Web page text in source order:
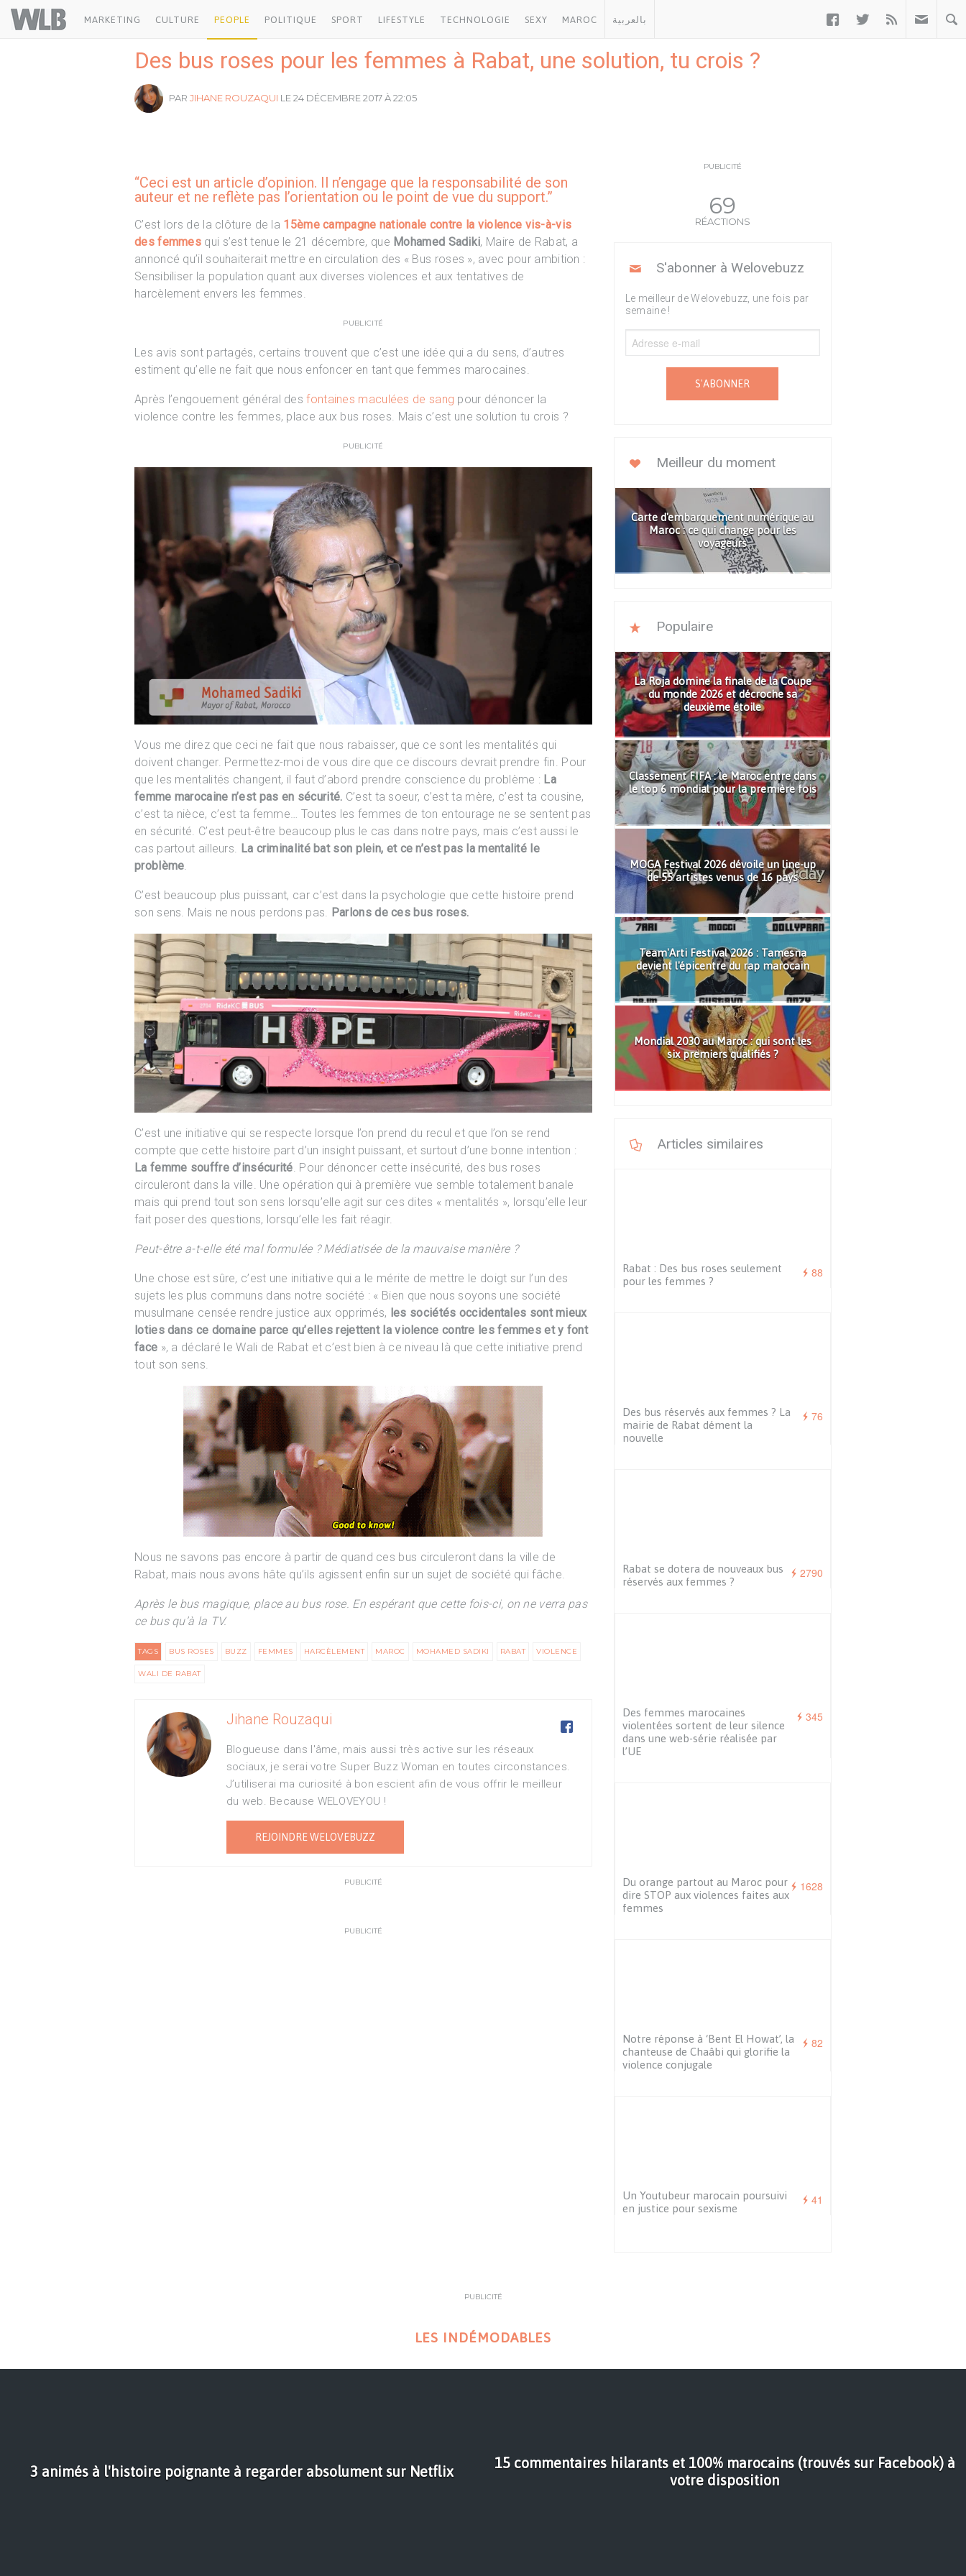
Welovebuzz
MARKETING CULTURE PEOPLE POLITIQUE SPORT LIFESTYLE TECHNOLOGIE SEXY MAROC بالعربية   
Des bus roses pour les femmes à Rabat, une solution, tu crois ?
PAR JIHANE ROUZAQUI LE 24 DÉCEMBRE 2017 À 22:05
“Ceci est un article d’opinion. Il n’engage que la responsabilité de son
auteur et ne reflète pas l’orientation ou le point de vue du support.”
C’est lors de la clôture de la 15ème campagne nationale contre la violence vis-à-vis
des femmes qui s’est tenue le 21 décembre, que Mohamed Sadiki, Maire de Rabat, a
annoncé qu’il souhaiterait mettre en circulation des « Bus roses », avec pour ambition :
Sensibiliser la population quant aux diverses violences et aux tentatives de
harcèlement envers les femmes.
PUBLICITÉ
Les avis sont partagés, certains trouvent que c’est une idée qui a du sens, d’autres
estiment qu’elle ne fait que nous enfoncer en tant que femmes marocaines.
Après l’engouement général des fontaines maculées de sang pour dénoncer la
violence contre les femmes, place aux bus roses. Mais c’est une solution tu crois ?
PUBLICITÉ
Vous me direz que ceci ne fait que nous rabaisser, que ce sont les mentalités qui
doivent changer. Permettez-moi de vous dire que ce discours devrait prendre fin. Pour
que les mentalités changent, il faut d’abord prendre conscience du problème : La
femme marocaine n’est pas en sécurité. C’est ta soeur, c’est ta mère, c’est ta cousine,
c’est ta nièce, c’est ta femme… Toutes les femmes de ton entourage ne se sentent pas
en sécurité. C’est peut-être beaucoup plus le cas dans notre pays, mais c’est aussi le
cas partout ailleurs. La criminalité bat son plein, et ce n’est pas la mentalité le
problème.
C’est beaucoup plus puissant, car c’est dans la psychologie que cette histoire prend
son sens. Mais ne nous perdons pas. Parlons de ces bus roses.
C’est une initiative qui se respecte lorsque l’on prend du recul et que l’on se rend
compte que cette histoire part d’un insight puissant, et surtout d’une bonne intention :
La femme souffre d’insécurité. Pour dénoncer cette insécurité, des bus roses
circuleront dans la ville. Une opération qui à première vue semble totalement banale
mais qui prend tout son sens lorsqu’elle agit sur ces dites « mentalités », lorsqu’elle leur
fait poser des questions, lorsqu’elle les fait réagir.
Peut-être a-t-elle été mal formulée ? Médiatisée de la mauvaise manière ?
Une chose est sûre, c’est une initiative qui a le mérite de mettre le doigt sur l’un des
sujets les plus communs dans notre société : « Bien que nous soyons une société
musulmane censée rendre justice aux opprimés, les sociétés occidentales sont mieux
loties dans ce domaine parce qu’elles rejettent la violence contre les femmes et y font
face », a déclaré le Wali de Rabat et c’est bien à ce niveau là que cette initiative prend
tout son sens.
Nous ne savons pas encore à partir de quand ces bus circuleront dans la ville de
Rabat, mais nous avons hâte qu’ils agissent enfin sur un sujet de société qui fâche.
Après le bus magique, place au bus rose. En espérant que cette fois-ci, on ne verra pas
ce bus qu’à la TV.
TAGS BUS ROSES BUZZ FEMMES HARCÈLEMENT MAROC MOHAMED SADIKI RABAT VIOLENCE
WALI DE RABAT
Jihane Rouzaqui 
Blogueuse dans l'âme, mais aussi très active sur les réseaux
sociaux, je serai votre Super Buzz Woman en toutes circonstances.
J’utiliserai ma curiosité à bon escient afin de vous offrir le meilleur
du web. Because WELOVEYOU !
REJOINDRE WELOVEBUZZ
PUBLICITÉ
PUBLICITÉ
PUBLICITÉ
69
RÉACTIONS
S'abonner à Welovebuzz
Le meilleur de Welovebuzz, une fois par
semaine !
S'ABONNER
Meilleur du moment
Carte d'embarquement numérique au
Maroc : ce qui change pour les
voyageurs
Populaire
La Roja domine la finale de la Coupe
du monde 2026 et décroche sa
deuxième étoile
Classement FIFA : le Maroc entre dans
le top 6 mondial pour la première fois
MOGA Festival 2026 dévoile un line-up
de 55 artistes venus de 16 pays
Team'Arti Festival 2026 : Tamesna
devient l'épicentre du rap marocain
Mondial 2030 au Maroc : qui sont les
six premiers qualifiés ?
Articles similaires
88
Rabat : Des bus roses seulement
pour les femmes ?
76
Des bus réservés aux femmes ? La
mairie de Rabat dément la
nouvelle
2790
Rabat se dotera de nouveaux bus
réservés aux femmes ?
345
Des femmes marocaines
violentées sortent de leur silence
dans une web-série réalisée par
l’UE
1628
Du orange partout au Maroc pour
dire STOP aux violences faites aux
femmes
82
Notre réponse à ‘Bent El Howat’, la
chanteuse de Chaâbi qui glorifie la
violence conjugale
41
Un Youtubeur marocain poursuivi
en justice pour sexisme
PUBLICITÉ
LES INDÉMODABLES
3 animés à l'histoire poignante à regarder absolument sur Netflix
15 commentaires hilarants et 100% marocains (trouvés sur Facebook) à
votre disposition